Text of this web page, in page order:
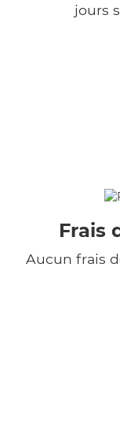
jours
Frais
Aucun frais